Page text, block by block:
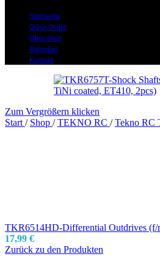
Startseite
Quick Order
Über mich
Ratgeber
Kontakt
Zum Vergrößern klicken
Start / Shop / TEKNO RC / Tekno RC
TKR6514HD-Differential Outdrives
17,99 €
Zurück zu den Produkten